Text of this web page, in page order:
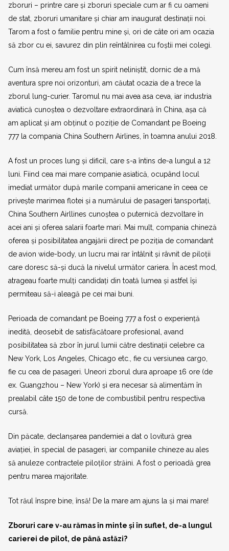
zboruri – printre care și zboruri speciale cum ar fi cu oameni
de stat, zboruri umanitare și chiar am inaugurat destinații noi.
Tarom a fost o familie pentru mine și, ori de câte ori am ocazia
să zbor cu ei, savurez din plin reîntâlnirea cu foștii mei colegi.
Cum însă mereu am fost un spirit neliniștit, dornic de a mă
aventura spre noi orizonturi, am căutat ocazia de a trece la
zborul lung-curier. Taromul nu mai avea asa ceva, iar industria
aviatică cunoștea o dezvoltare extraordinară în China, așa că
am aplicat și am obținut o poziție de Comandant pe Boeing
777 la compania China Southern Airlines, în toamna anului 2018.
A fost un proces lung și dificil, care s-a întins de-a lungul a 12
luni. Fiind cea mai mare companie asiatică, ocupând locul
imediat următor după marile companii americane în ceea ce
privește marimea flotei și a numărului de pasageri tansportați,
China Southern Airllines cunoștea o puternică dezvoltare în
acei ani și oferea salarii foarte mari. Mai mult, compania chineză
oferea și posibilitatea angajării direct pe poziția de comandant
de avion wide-body, un lucru mai rar întâlnit și râvnit de piloții
care doresc să-și ducă la nivelul următor cariera. În acest mod,
atrageau foarte mulți candidați din toată lumea și astfel își
permiteau să-i aleagă pe cei mai buni.
Perioada de comandant pe Boeing 777 a fost o experiență
inedită, deosebit de satisfăcătoare profesional, avand
posibilitatea să zbor în jurul lumii către destinații celebre ca
New York, Los Angeles, Chicago etc., fie cu versiunea cargo,
fie cu cea de pasageri. Uneori zborul dura aproape 16 ore (de
ex. Guangzhou – New York) și era necesar să alimentăm în
prealabil câte 150 de tone de combustibil pentru respectiva
cursă.
Din păcate, declanșarea pandemiei a dat o lovitură grea
aviației, în special de pasageri, iar companiile chineze au ales
să anuleze contractele piloților străini. A fost o perioadă grea
pentru marea majoritate.
Tot răul înspre bine, însă! De la mare am ajuns la și mai mare!
Zboruri care v-au rămas în minte și în suflet, de-a lungul
carierei de pilot, de până astăzi?